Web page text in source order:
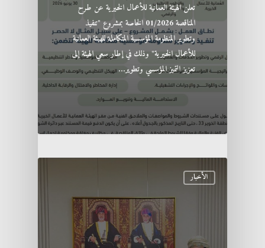
تعلن الهيئة العمانية للأعمال الخيرية عن طرح
المناقصة 01/2026 الخاصة بمشروع "تنفيذ
وتطوير المنظومة المؤسسية المتكاملة للهيئة العمانية
للأعمال الخيرية" وذلك في إطار سعي الهيئة إلى
تعزيز التميز المؤسسي وتطوير…
الأخبار